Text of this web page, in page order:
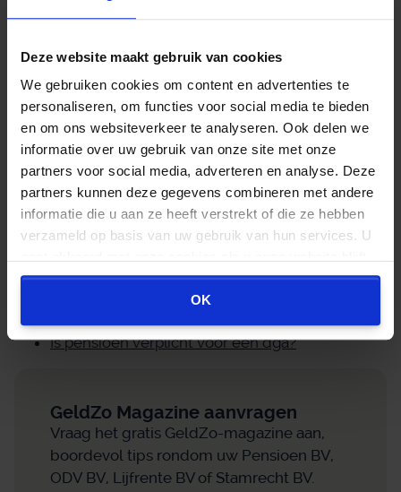
Deze website maakt gebruik van cookies
We gebruiken cookies om content en advertenties te
personaliseren, om functies voor social media te bieden
en om ons websiteverkeer te analyseren. Ook delen we
informatie over uw gebruik van onze site met onze
partners voor social media, adverteren en analyse. Deze
partners kunnen deze gegevens combineren met andere
informatie die u aan ze heeft verstrekt of die ze hebben
verzameld op basis van uw gebruik van hun services. U
gebruiken.
OK
Neem contact op
Gerelateerde artikelen
Kan ik mijn ODV uitstellen tot na mijn AOW-
leeftijd?
Welke rendementsveronderstellingen worden
Welke loonadministratie verplichtingen heb ik
bij ingegane lijfrente uitkeringen?
Is pensioen verplicht voor een dga?
GeldZo Magazine aanvragen
Vraag het gratis GeldZo-magazine aan,
boordevol tips rondom uw Pensioen BV,
ODV BV, Lijfrente BV of Stamrecht BV.